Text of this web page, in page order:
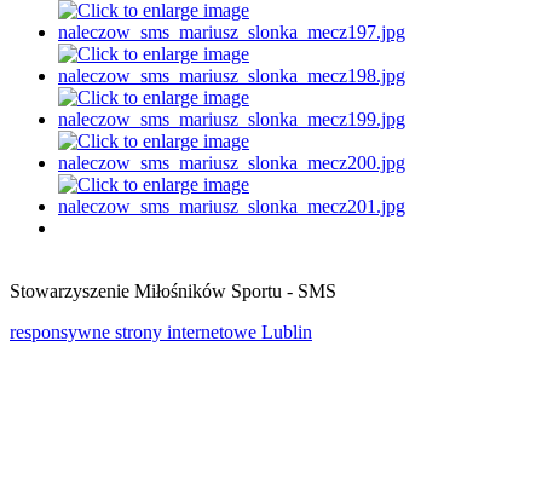
Stowarzyszenie Miłośników Sportu - SMS
responsywne strony internetowe Lublin